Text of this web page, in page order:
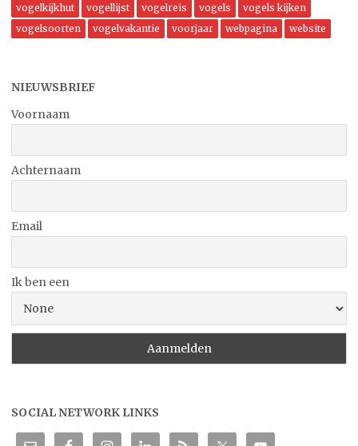
vogelkijkhut
vogellijst vogelreis vogels
vogels kijken
vogelsoorten
vogelvakantie voorjaar webpagina website
NIEUWSBRIEF
Voornaam
Achternaam
Email
Ik ben een
SOCIAL NETWORK LINKS